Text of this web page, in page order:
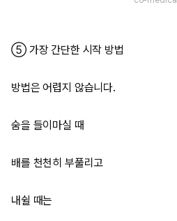
⑤ 가장 간단한 시작 방법
방법은 어렵지 않습니다.
숨을 들이마실 때
배를 천천히 부풀리고
내쉴 때는